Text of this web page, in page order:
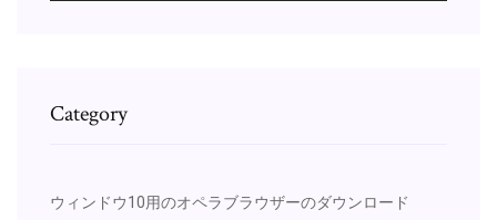
Category
ウィンドウ10用のオペラブラウザーのダウンロード